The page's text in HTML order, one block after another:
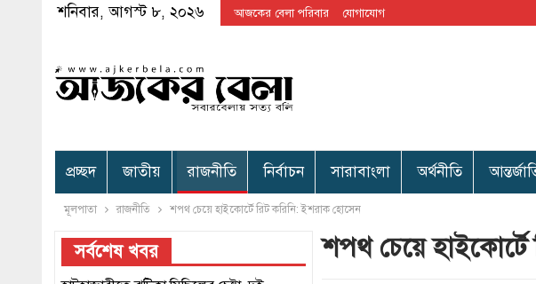
শনিবার, আগস্ট ৮, ২০২৬ আজকের বেলা পরিবার যোগাযোগ
প্রচ্ছদ জাতীয় রাজনীতি নির্বাচন সারাবাংলা অর্থনীতি
মূলপাতা রাজনীতি শপথ চেয়ে হাইকোর্টে রিট করিনি: ইশরাক হোসেন
শপথ চেয়ে
সর্বশেষ খবর